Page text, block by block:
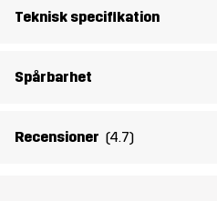
Ovandel 100% Polyester
Mellansula
Teknisk specifikation
Spårbarhet
Recensioner (4.7)